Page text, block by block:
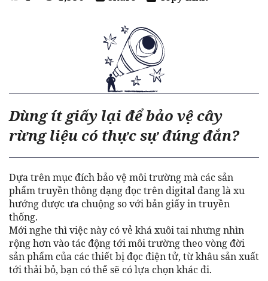
Dùng ít giấy lại để bảo vệ cây
rừng liệu có thực sự đúng đắn?
Dựa trên mục đích bảo vệ môi trường mà các sản
phẩm truyền thông dạng đọc trên digital đang là xu
hướng được ưa chuộng so với bản giấy in truyền
thống.
Mới nghe thì việc này có vẻ khá xuôi tai nhưng nhìn
rộng hơn vào tác động tới môi trường theo vòng đời
sản phẩm của các thiết bị đọc điện tử, từ khâu sản xuất
tới thải bỏ, bạn có thể sẽ có lựa chọn khác đi.